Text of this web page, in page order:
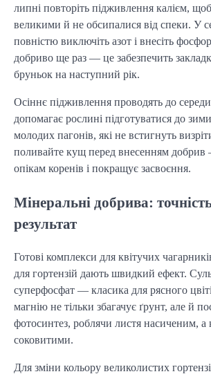
липні повторіть підживлення калієм,
великими й не обсипалися від спеки. У
повністю виключіть азот і внесіть
добриво ще раз — це забезпечить
бруньок на наступний рік.
Осіннє підживлення проводять до
допомагає рослині підготуватися до
молодих пагонів, які не встигнуть
поливайте кущ перед внесенням добрив
опікам коренів і покращує засвоєння.
Мінеральні добрива:
результат
Готові комплекси для квітучих
для гортензій дають швидкий ефект.
суперфосфат — класика для рясного
магнію не тільки збагачує ґрунт, але й
фотосинтез, роблячи листя насиченим,
соковитими.
Для зміни кольору великолистих